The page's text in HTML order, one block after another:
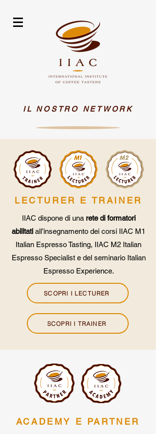
IL NOSTRO NETWORK
LECTURER E TRAINER
IIAC dispone di una rete di formatori
abilitati all’insegnamento dei corsi IIAC M1
Italian Espresso Tasting, IIAC M2 Italian
Espresso Specialist e del seminario Italian
Espresso Experience.
SCOPRI I LECTURER
SCOPRI I TRAINER
ACADEMY E PARTNER